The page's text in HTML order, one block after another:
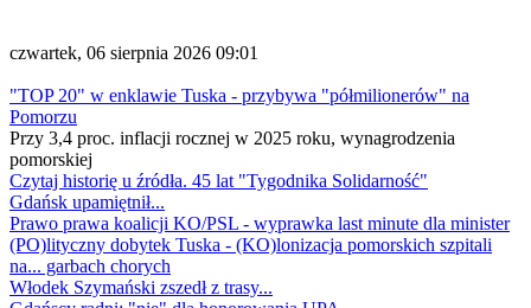
czwartek, 06 sierpnia 2026 09:01
"TOP 20" w enklawie Tuska - przybywa "półmilionerów" na
Pomorzu
Przy 3,4 proc. inflacji rocznej w 2025 roku, wynagrodzenia
pomorskiej
Czytaj historię u źródła. 45 lat "Tygodnika Solidarność"
Gdańsk upamiętnił...
Prawo prawa koalicji KO/PSL - wyprawka last minute dla minister
(PO)lityczny dobytek Tuska - (KO)lonizacja pomorskich szpitali
na... garbach chorych
Włodek Szymański zszedł z trasy...